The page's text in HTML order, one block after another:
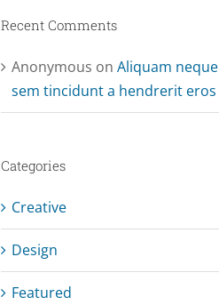
Recent Comments
Anonymous on Aliquam neque
sem tincidunt a hendrerit eros
Categories
Creative
Design
Featured